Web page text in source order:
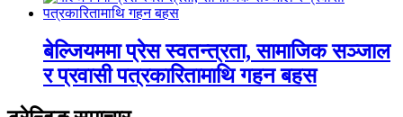
बेल्जियममा प्रेस स्वतन्त्रता, सामाजिक सञ्जाल
र प्रवासी पत्रकारितामाथि गहन बहस